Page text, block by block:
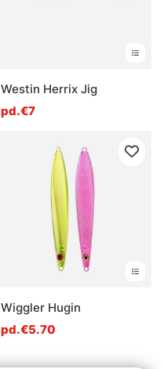
Westin Herrix Jig
pd.€7
Wiggler Hugin
pd.€5.70